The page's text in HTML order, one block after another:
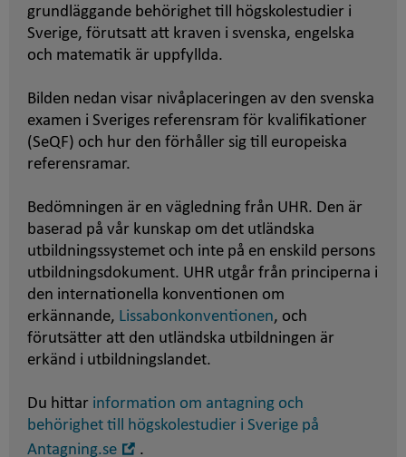
grundläggande behörighet till högskolestudier i
Sverige, förutsatt att kraven i svenska, engelska
och matematik är uppfyllda.
Bilden nedan visar nivåplaceringen av den svenska
examen i Sveriges referensram för kvalifikationer
(SeQF) och hur den förhåller sig till europeiska
referensramar.
Bedömningen är en vägledning från UHR. Den är
baserad på vår kunskap om det utländska
utbildningssystemet och inte på en enskild persons
utbildningsdokument. UHR utgår från principerna i
den internationella konventionen om
erkännande, Lissabonkonventionen, och
förutsätter att den utländska utbildningen är
erkänd i utbildningslandet.
Du hittar information om antagning och
behörighet till högskolestudier i Sverige på
Antagning.se
.